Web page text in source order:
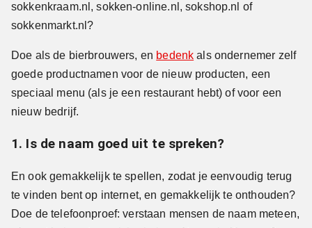
sokkenkraam.nl, sokken-online.nl, sokshop.nl of
sokkenmarkt.nl?
Doe als de bierbrouwers, en bedenk als ondernemer zelf
goede productnamen voor de nieuw producten, een
speciaal menu (als je een restaurant hebt) of voor een
nieuw bedrijf.
1. Is de naam goed uit te spreken?
En ook gemakkelijk te spellen, zodat je eenvoudig terug
te vinden bent op internet, en gemakkelijk te onthouden?
Doe de telefoonproef: verstaan mensen de naam meteen,